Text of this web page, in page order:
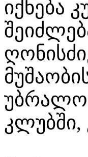
იქნება
კლუბში,